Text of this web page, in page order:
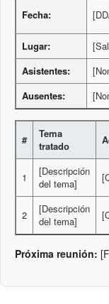
Fecha:
Lugar:
Asistentes:
Ausentes:
#
Tema
tratado
1
[Descripción
del tema]
2
[Descripción
del tema]
Próxima reunión: